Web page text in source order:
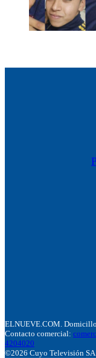
ELNUEVE.COM.
Contacto comercial:
4204020
©2026 Cuyo Televisión